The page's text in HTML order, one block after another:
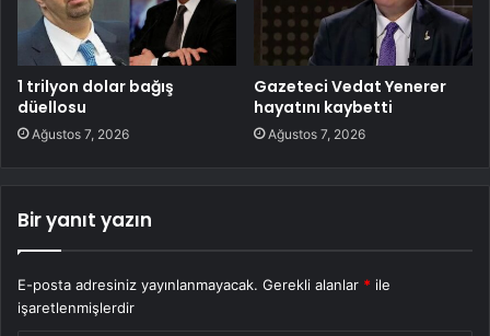
1 trilyon dolar bağış
düellosu
Ağustos 7, 2026
Gazeteci Vedat Yenerer
hayatını kaybetti
Ağustos 7, 2026
Bir yanıt yazın
E-posta adresiniz yayınlanmayacak. Gerekli alanlar * ile
işaretlenmişlerdir